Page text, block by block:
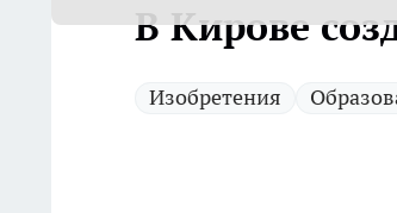
В Кирове
Изобретения